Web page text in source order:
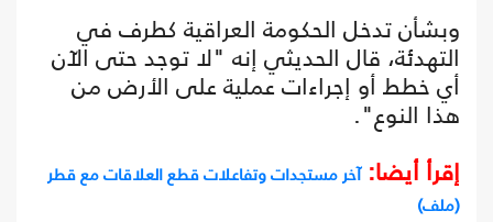
وبشأن تدخل الحكومة العراقية كطرف في
التهدئة، قال الحديثي إنه "لا توجد حتى الآن
أي خطط أو إجراءات عملية على الأرض من
هذا النوع".
إقرأ أيضا: آخر مستجدات وتفاعلات قطع العلاقات مع قطر
(ملف)